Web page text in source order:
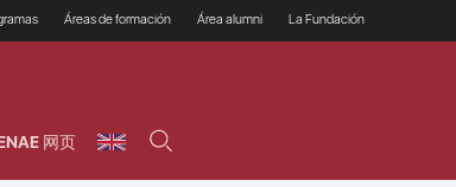
Programas Ejecutivos
Áreas de formación
Riesgos
Área alumni La Fundación
网页